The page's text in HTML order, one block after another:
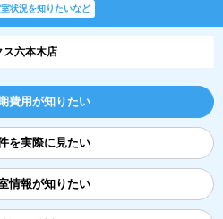
状況を知りたいなど
ス六本木店
費用が知りたい
を実際に見たい
情報が知りたい